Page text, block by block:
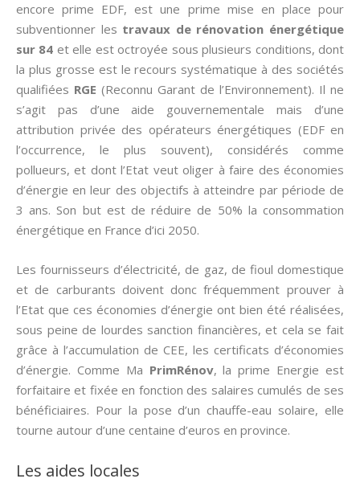
encore prime EDF, est une prime mise en place pour
subventionner les travaux de rénovation énergétique
sur 84 et elle est octroyée sous plusieurs conditions, dont
la plus grosse est le recours systématique à des sociétés
qualifiées RGE (Reconnu Garant de l’Environnement). Il ne
s’agit pas d’une aide gouvernementale mais d’une
attribution privée des opérateurs énergétiques (EDF en
l’occurrence, le plus souvent), considérés comme
pollueurs, et dont l’Etat veut oliger à faire des économies
d’énergie en leur des objectifs à atteindre par période de
3 ans. Son but est de réduire de 50% la consommation
énergétique en France d’ici 2050.
Les fournisseurs d’électricité, de gaz, de fioul domestique
et de carburants doivent donc fréquemment prouver à
l’Etat que ces économies d’énergie ont bien été réalisées,
sous peine de lourdes sanction financières, et cela se fait
grâce à l’accumulation de CEE, les certificats d’économies
d’énergie. Comme Ma PrimRénov, la prime Energie est
forfaitaire et fixée en fonction des salaires cumulés de ses
bénéficiaires. Pour la pose d’un chauffe-eau solaire, elle
tourne autour d’une centaine d’euros en province.
Les aides locales